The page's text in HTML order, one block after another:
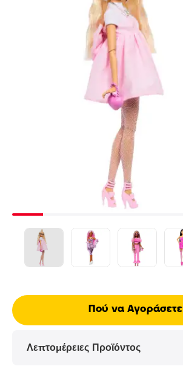
Πού να Αγοράσετε
Λεπτομέρειες Προϊόντος